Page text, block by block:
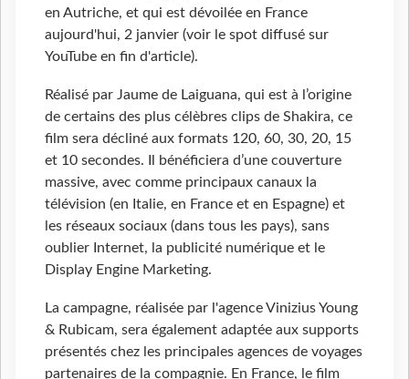
en Autriche, et qui est dévoilée en France
aujourd'hui, 2 janvier (voir le spot diffusé sur
YouTube en fin d'article).
Réalisé par Jaume de Laiguana, qui est à l’origine
de certains des plus célèbres clips de Shakira, ce
film sera décliné aux formats 120, 60, 30, 20, 15
et 10 secondes. Il bénéficiera d’une couverture
massive, avec comme principaux canaux la
télévision (en Italie, en France et en Espagne) et
les réseaux sociaux (dans tous les pays), sans
oublier Internet, la publicité numérique et le
Display Engine Marketing.
La campagne, réalisée par l'agence Vinizius Young
& Rubicam, sera également adaptée aux supports
présentés chez les principales agences de voyages
partenaires de la compagnie. En France, le film